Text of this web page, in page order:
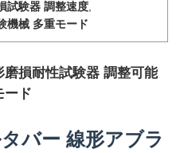
試験器 調整速度
機械 多重モード
損耐性試験器 調整可能
ード
バー 線形アブラ